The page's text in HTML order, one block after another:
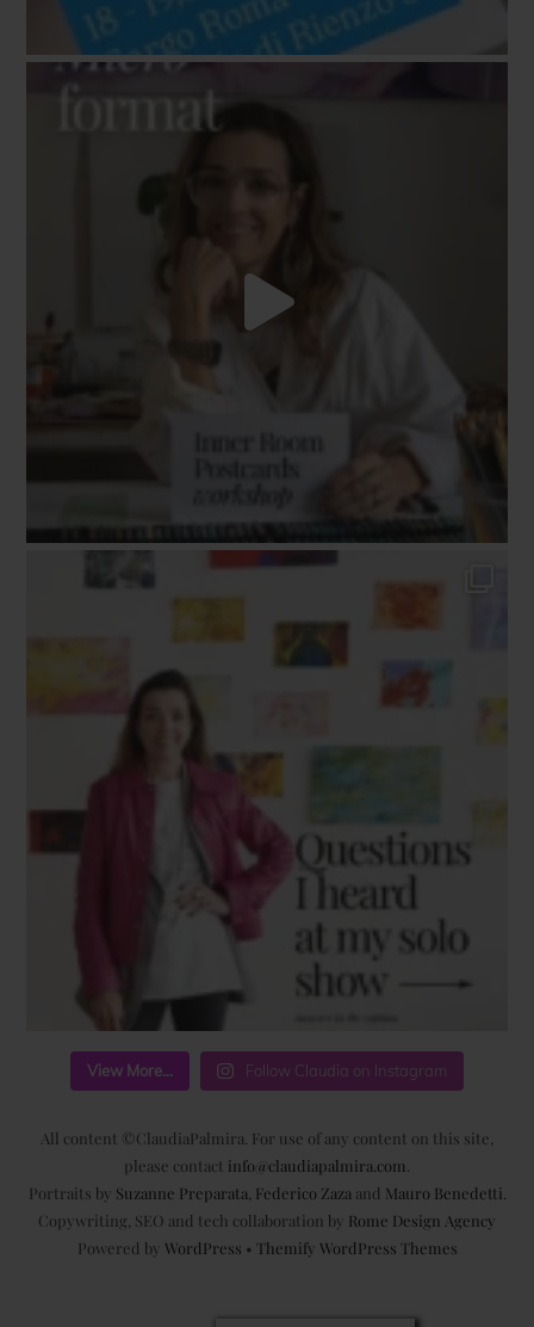
View More... Follow Claudia on Instagram
All content ©ClaudiaPalmira. For use of any content on this site,
please contact info@claudiapalmira.com
Portraits by Suzanne Preparata Federico Zaza and Mauro Benedetti
Copywriting, SEO and tech collaboration by Rome Design Agency
Powered by WordPress • Themify WordPress Themes